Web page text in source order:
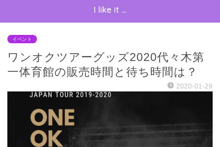
I like it …
イベント
ワンオクツアーグッズ2020代々木第
一体育館の販売時間と待ち時間は？
2020-01-29